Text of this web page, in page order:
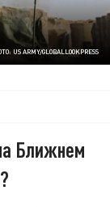
US ARMY/GLOBALLOOKPRESS
Ближнем